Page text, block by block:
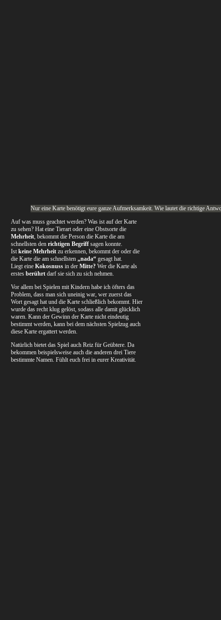
Nur eine Karte benötigt eure ganze Aufmerksamkeit. Wie lautet die richtige
Auf was muss geachtet werden? Was ist auf der Karte
zu sehen? Hat eine Tierart oder eine Obstsorte die
Mehrheit, bekommt die Person die Karte die am
schnellsten denrichtigen Begriff sagen konnte.
Istkeine Mehrheit zu erkennen, bekommt der oder die
die Karte die am schnellsten„nada“ gesagt hat.
Liegt eineKokosnuss in derMitte? Wer die Karte als
erstes berührt darf sie sich zu sich nehmen.
Vor allem bei Spielen mit Kindern habe ich öfters das
Problem, dass man sich uneinig war, wer zuerst das
Wort gesagt hat und die Karte schließlich bekommt. Hier
wurde das recht klug gelöst, sodass alle damit glücklich
waren. Kann der Gewinn der Karte nicht eindeutig
bestimmt werden, kann bei dem nächsten Spielzug auch
diese Karte ergattert werden.
Natürlich bietet das Spiel auch Reiz für Geübtere. Da
bekommen beispielsweise auch die anderen drei Tiere
bestimmte Namen. Fühlt euch frei in eurer Kreativität.